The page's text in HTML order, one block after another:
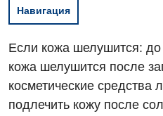
Навигация
Если кожа шелушится: до
кожа шелушится после
косметические средства
подлечить кожу после